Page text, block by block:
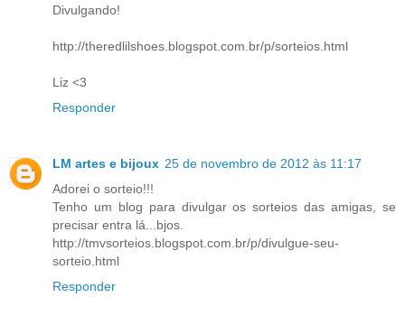
Divulgando!
http://theredlilshoes.blogspot.com.br/p/sorteios.html
Liz <3
Responder
LM artes e bijoux 25 de novembro de 2012 às 11:17
Adorei o sorteio!!!
Tenho um blog para divulgar os sorteios das amigas, se
precisar entra lá...bjos.
http://tmvsorteios.blogspot.com.br/p/divulgue-seu-
sorteio.html
Responder